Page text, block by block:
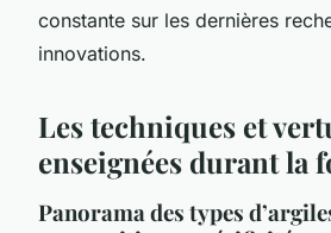
constante sur les dernières
innovations.
Les techniques et
enseignées durant la
Panorama des types